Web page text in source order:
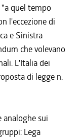
"a quel tempo
l'eccezione di
e Sinistra
che volevano
L'Italia dei
di legge n.
analoghe sui
Lega